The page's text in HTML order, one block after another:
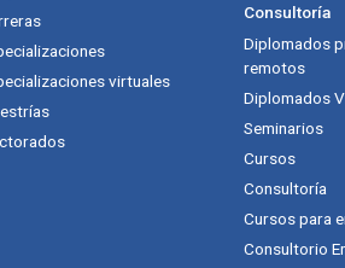
virtuales
Consultoría
Diplomados
remotos
Diplomados
Seminarios
Cursos
Consultoría
Cursos para
Consultorio